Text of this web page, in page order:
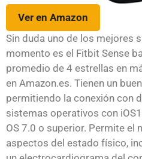
Ver en Amazon
Sin duda uno de los mejores
momento es el Fitbit Sense
promedio de 4 estrellas en
en Amazon.es. Tienen un
permitiendo la conexión con
sistemas operativos con
OS 7.0 o superior. Permite
aspectos del estado físico,